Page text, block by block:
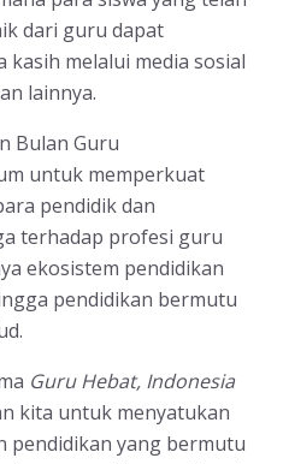
dari guru dapat
melalui media sosial
lainnya.
Bulan Guru
untuk memperkuat
pendidik dan
terhadap profesi guru
ekosistem pendidikan
pendidikan bermutu
Guru Hebat, Indonesia
kita untuk menyatukan
pendidikan yang bermutu